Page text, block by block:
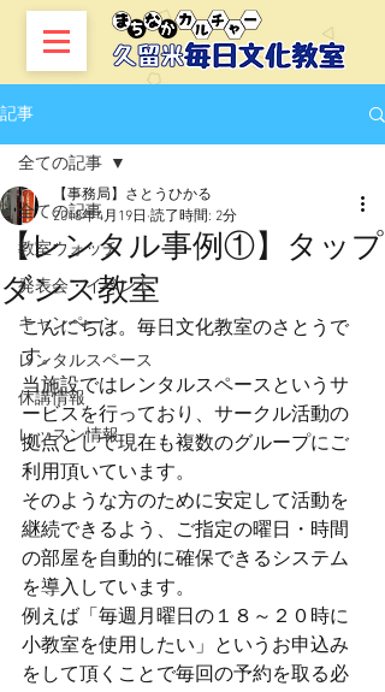
記事
全ての記事
教室ウォッチ
発表会・イベント
キャンペーン
レンタルスペース
休講情報
レッスン情報
全ての記事
【レンタル事例①】タップ
ダンス教室
【事務局】さとうひかる
2018年4月19日 読了時間: 2分
こんにちは。毎日文化教室のさとうで
す。
当施設ではレンタルスペースというサ
ービスを行っており、サークル活動の
拠点として現在も複数のグループにご
利用頂いています。
そのような方のために安定して活動を
継続できるよう、ご指定の曜日・時間
の部屋を自動的に確保できるシステム
を導入しています。
例えば「毎週月曜日の１８～２０時に
小教室を使用したい」というお申込み
をして頂くことで毎回の予約を取る必